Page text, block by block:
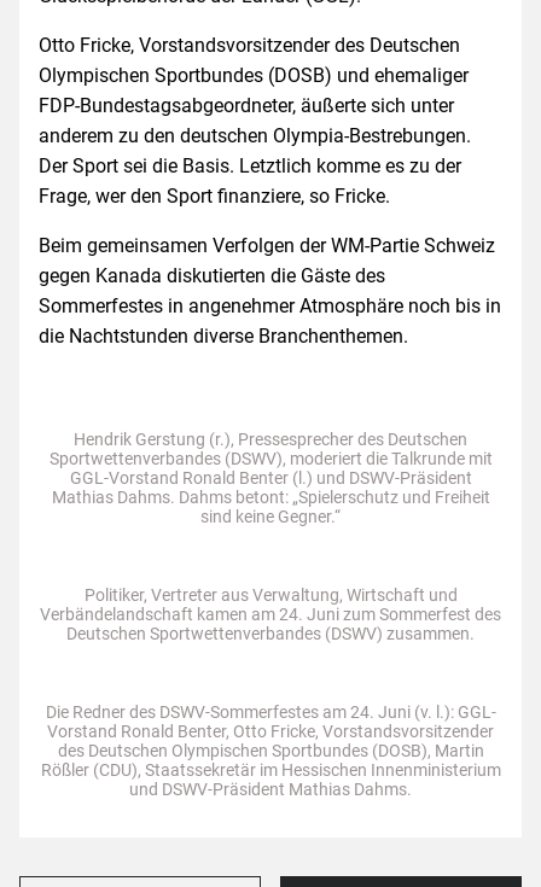
Hendrik Gerstung (r.), Pressesprecher des Deutschen
Sportwettenverbandes (DSWV), moderiert die Talkrunde mit
GGL-Vorstand Ronald Benter (l.) und DSWV-Präsident
Mathias Dahms. Dahms betont: „Spielerschutz und Freiheit
sind keine Gegner.“
Politiker, Vertreter aus Verwaltung, Wirtschaft und
Verbändelandschaft kamen am 24. Juni zum Sommerfest des
Deutschen Sportwettenverbandes (DSWV) zusammen.
Die Redner des DSWV-Sommerfestes am 24. Juni (v. l.): GGL-
Vorstand Ronald Benter, Otto Fricke, Vorstandsvorsitzender
des Deutschen Olympischen Sportbundes (DOSB), Martin
Rößler (CDU), Staatssekretär im Hessischen Innenministerium
und DSWV-Präsident Mathias Dahms.
Otto Fricke, Vorstandsvorsitzender des Deutschen
Olympischen Sportbundes (DOSB) und ehemaliger
FDP-Bundestagsabgeordneter, äußerte sich unter
anderem zu den deutschen Olympia-Bestrebungen.
Der Sport sei die Basis. Letztlich komme es zu der
Frage, wer den Sport finanziere, so Fricke.
Beim gemeinsamen Verfolgen der WM-Partie Schweiz
gegen Kanada diskutierten die Gäste des
Sommerfestes in angenehmer Atmosphäre noch bis in
die Nachtstunden diverse Branchenthemen.